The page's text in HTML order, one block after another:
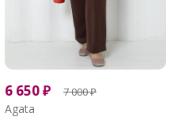
6 650₽ 7 000₽
Agata